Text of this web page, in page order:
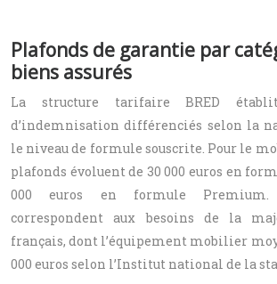
Plafonds de garantie par
biens assurés
La structure tarifaire BRED
d’indemnisation différenciés selon la
le niveau de formule souscrite. Pour le
plafonds évoluent de 30 000 euros en
000 euros en formule Premium.
correspondent aux besoins de la
français, dont l’équipement mobilier
000 euros selon l’Institut national de la